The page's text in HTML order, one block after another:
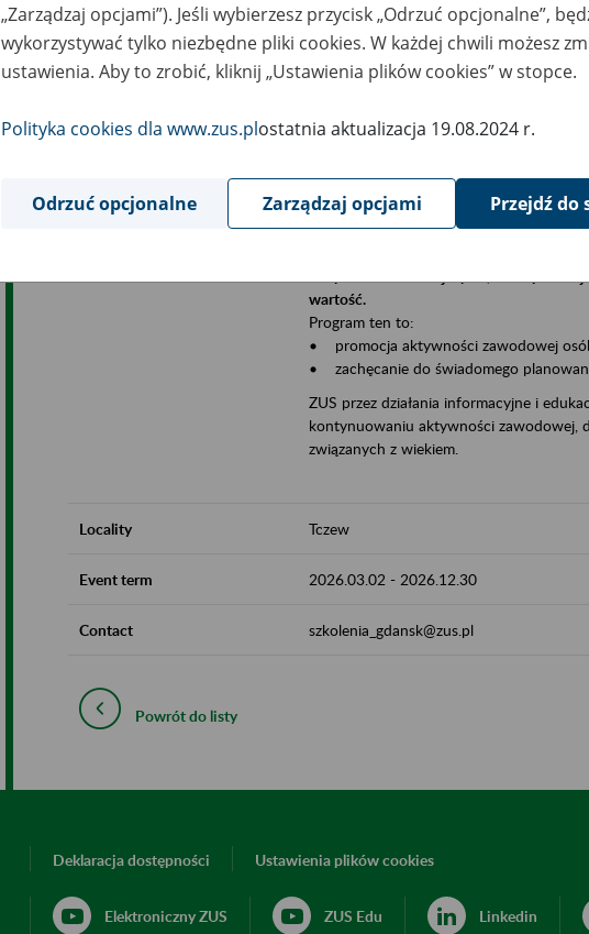
ubezpieczeń, wypełnisz i przekażesz
ZUS;
• możesz złożyć wniosek o wydanie
• masz dostęp do zwolnień lekarskich
Jeśli jesteś świadczeniobiorcą:
• masz dostęp m.in. do formularza PIT
do formularza PIT 40A, czyli rocznego
• możesz zarezerwować wizytę;
• możesz też złożyć wniosek o zmianę
Aktywni 50+ to inicjatywa, która
wartość.
Program ten to:
• promocja aktywności zawodowej
• zachęcanie do świadomego
ZUS przez działania informacyjne i
kontynuowaniu aktywności zawodowej,
związanych z wiekiem.
Locality Tczew
Event term 2026.03.02 - 2026.12.30
Contact szkolenia_gdansk@zus.pl
Powrót do listy
Deklaracja dostępności Ustawienia plików cookies
Elektroniczny ZUS ZUS Edu Linkedin
„Zarządzaj opcjami”). Jeśli wybierzesz przycisk „Odrzuć opcjonalne”,
wykorzystywać tylko niezbędne pliki cookies. W każdej chwili możesz
ustawienia. Aby to zrobić, kliknij „Ustawienia plików cookies” w stopce.
Polityka cookies dla www.zus.plostatnia aktualizacja 19.08.2024 r.
Odrzuć opcjonalne Zarządzaj opcjami Przejdź do